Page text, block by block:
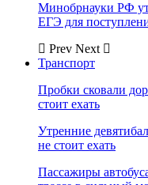
Минобрнауки РФ
ЕГЭ для
Prev Next
Транспорт
Пробки сковали
стоит ехать
Утренние
не стоит ехать
Пассажиры